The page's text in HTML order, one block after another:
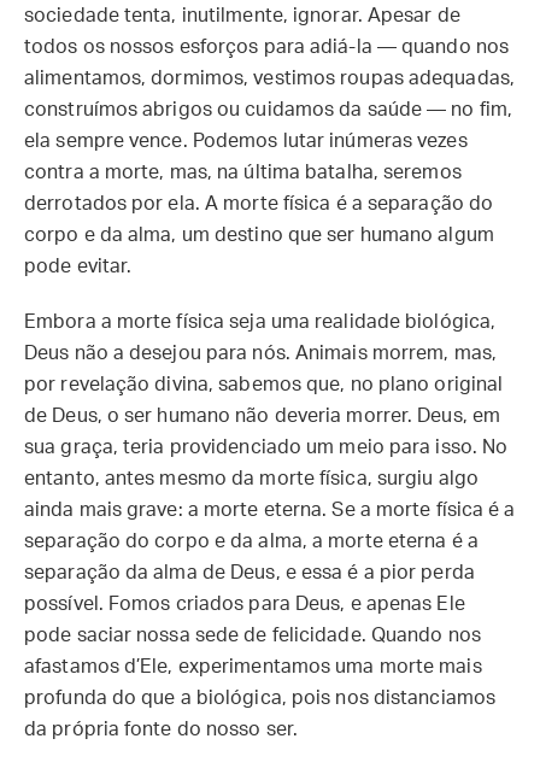
sociedade tenta, inutilmente, ignorar. Apesar de
todos os nossos esforços para adiá-la — quando nos
alimentamos, dormimos, vestimos roupas adequadas,
construímos abrigos ou cuidamos da saúde — no fim,
ela sempre vence. Podemos lutar inúmeras vezes
contra a morte, mas, na última batalha, seremos
derrotados por ela. A morte física é a separação do
corpo e da alma, um destino que ser humano algum
pode evitar.
Embora a morte física seja uma realidade biológica,
Deus não a desejou para nós. Animais morrem, mas,
por revelação divina, sabemos que, no plano original
de Deus, o ser humano não deveria morrer. Deus, em
sua graça, teria providenciado um meio para isso. No
entanto, antes mesmo da morte física, surgiu algo
ainda mais grave: a morte eterna. Se a morte física é a
separação do corpo e da alma, a morte eterna é a
separação da alma de Deus, e essa é a pior perda
possível. Fomos criados para Deus, e apenas Ele
pode saciar nossa sede de felicidade. Quando nos
afastamos d’Ele, experimentamos uma morte mais
profunda do que a biológica, pois nos distanciamos
da própria fonte do nosso ser.